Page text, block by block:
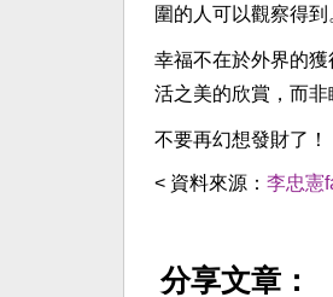
圍的人可以觀察得到
幸福不在於外界的
活之美的欣賞，而非
不要再幻想發財了！
< 資料來源： 李忠憲
分享文章：